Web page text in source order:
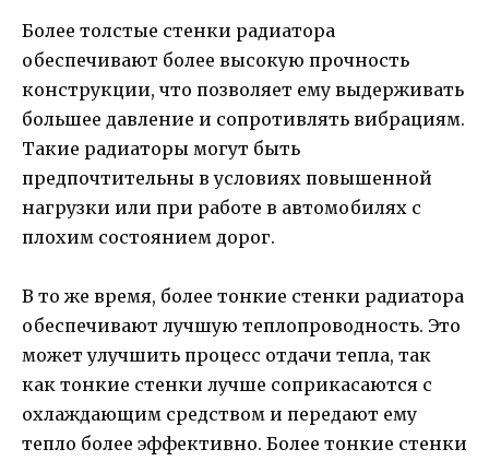
Более толстые стенки радиатора
обеспечивают более высокую прочность
конструкции, что позволяет ему выдерживать
большее давление и сопротивлять вибрациям.
Такие радиаторы могут быть
предпочтительны в условиях повышенной
нагрузки или при работе в автомобилях с
плохим состоянием дорог.
В то же время, более тонкие стенки радиатора
обеспечивают лучшую теплопроводность. Это
может улучшить процесс отдачи тепла, так
как тонкие стенки лучше соприкасаются с
охлаждающим средством и передают ему
тепло более эффективно. Более тонкие стенки